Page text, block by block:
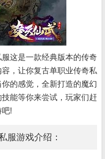
这是一款经典版本的传奇
，让你复古单职业传奇私
的感觉，全新打造的魔幻
能等你来尝试，玩家们赶
!
服游戏介绍：